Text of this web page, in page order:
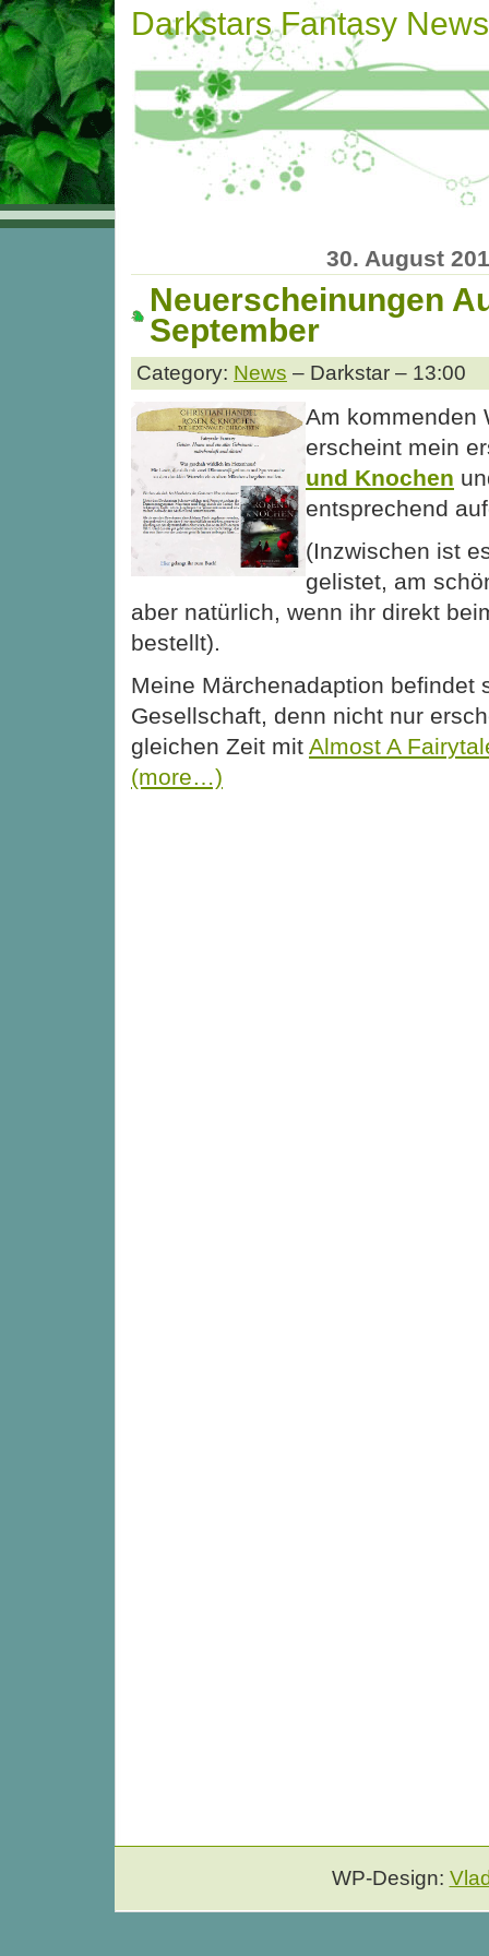
Darkstars Fantasy News
30. August
Neuerscheinungen
September
Category: News – Darkstar – 13:00
Am kommenden
erscheint mein
und Knochen
entsprechend
(Inzwischen ist
gelistet, am
aber natürlich, wenn ihr direkt
bestellt).
Meine Märchenadaption befindet
Gesellschaft, denn nicht nur
gleichen Zeit mit Almost A
(more…)
WP-Design: